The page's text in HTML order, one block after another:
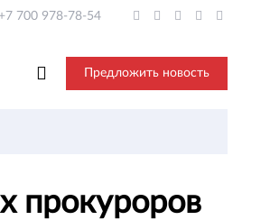
+7 700 978-78-54
Предложить новость
прокуроров